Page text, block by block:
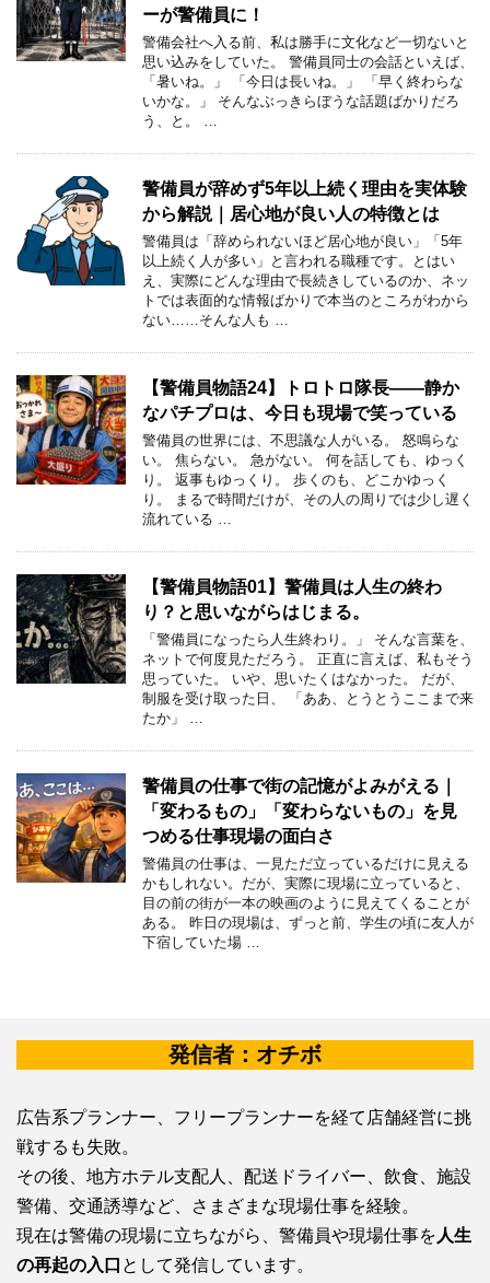
ーが警備員に！
警備会社へ入る前、私は勝手に文化など一切ないと
思い込みをしていた。 警備員同士の会話といえば、
「暑いね。」 「今日は長いね。」 「早く終わらな
いかな。」 そんなぶっきらぼうな話題ばかりだろ
う、と。 …
警備員が辞めず5年以上続く理由を実体験
から解説｜居心地が良い人の特徴とは
警備員は「辞められないほど居心地が良い」「5年
以上続く人が多い」と言われる職種です。とはい
え、実際にどんな理由で長続きしているのか、ネッ
トでは表面的な情報ばかりで本当のところがわから
ない……そんな人も …
【警備員物語24】トロトロ隊長――静か
なパチプロは、今日も現場で笑っている
警備員の世界には、不思議な人がいる。 怒鳴らな
い。 焦らない。 急がない。 何を話しても、ゆっく
り。 返事もゆっくり。 歩くのも、どこかゆっく
り。 まるで時間だけが、その人の周りでは少し遅く
流れている …
【警備員物語01】警備員は人生の終わ
り？と思いながらはじまる。
「警備員になったら人生終わり。」 そんな言葉を、
ネットで何度見ただろう。 正直に言えば、私もそう
思っていた。 いや、思いたくはなかった。 だが、
制服を受け取った日、 「ああ、とうとうここまで来
たか」 …
警備員の仕事で街の記憶がよみがえる｜
「変わるもの」「変わらないもの」を見
つめる仕事現場の面白さ
警備員の仕事は、一見ただ立っているだけに見える
かもしれない。だが、実際に現場に立っていると、
目の前の街が一本の映画のように見えてくることが
ある。 昨日の現場は、ずっと前、学生の頃に友人が
下宿していた場 …
発信者：オチボ
広告系プランナー、フリープランナーを経て店舗経営に挑
戦するも失敗。
その後、地方ホテル支配人、配送ドライバー、飲食、施設
警備、交通誘導など、さまざまな現場仕事を経験。
現在は警備の現場に立ちながら、警備員や現場仕事を 人生
の再起の入口 として発信しています。